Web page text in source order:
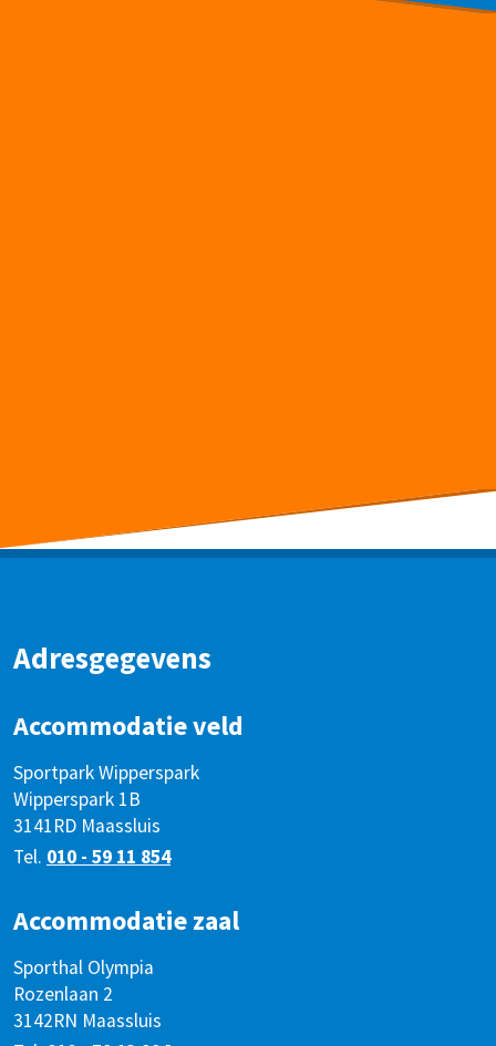
Adresgegevens
Accommodatie veld
Sportpark Wipperspark
Wipperspark 1B
3141RD Maassluis
Tel. 010 - 59 11 854
Accommodatie zaal
Sporthal Olympia
Rozenlaan 2
3142RN Maassluis